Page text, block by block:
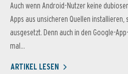
Auch wenn Android-Nutzer keine
Apps aus unsicheren Quellen installieren,
ausgesetzt. Denn auch in den Google-
mal...
ARTIKEL LESEN